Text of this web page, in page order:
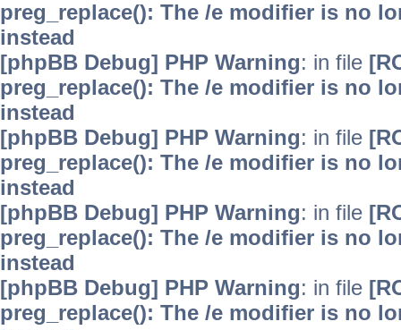
preg_replace(): The /e modifier is no
instead
[phpBB Debug] PHP Warning: in file
preg_replace(): The /e modifier is no
instead
[phpBB Debug] PHP Warning: in file
preg_replace(): The /e modifier is no
instead
[phpBB Debug] PHP Warning: in file
preg_replace(): The /e modifier is no
instead
[phpBB Debug] PHP Warning: in file
preg_replace(): The /e modifier is no